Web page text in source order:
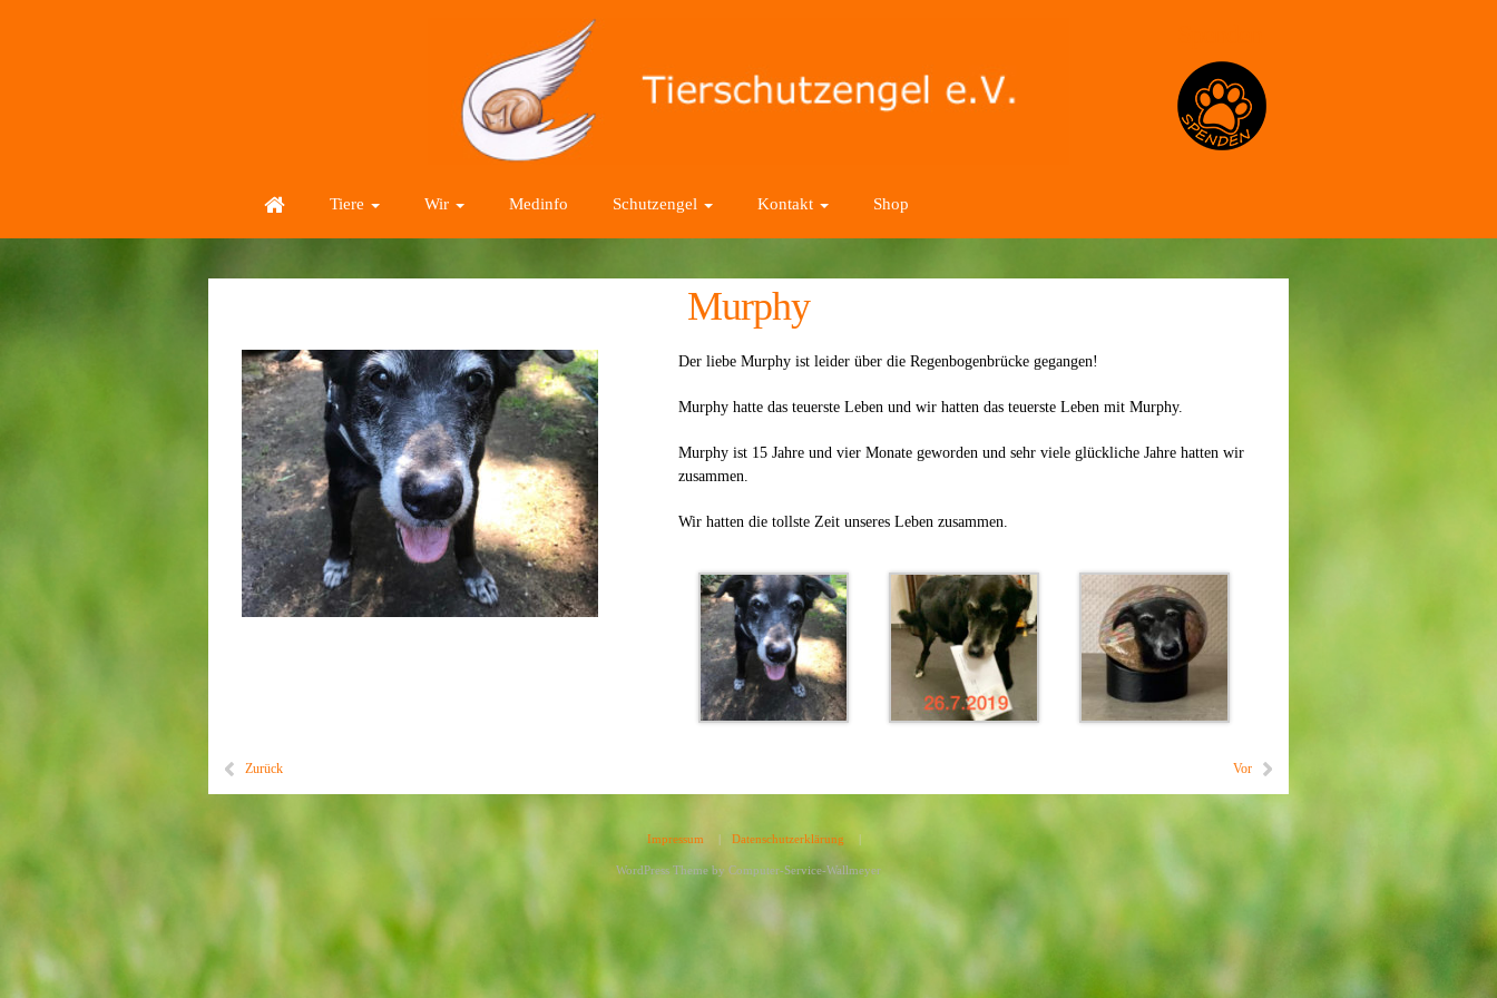
Tiere Wir Medinfo Schutzengel Kontakt Shop
Murphy
Der liebe Murphy ist leider über die Regenbogenbrücke gegangen!
Murphy hatte das teuerste Leben und wir hatten das teuerste Leben mit Murphy.
Murphy ist 15 Jahre und vier Monate geworden und sehr viele glückliche Jahre hatten wir
zusammen.
Wir hatten die tollste Zeit unseres Leben zusammen.
Zurück Vor
Impressum | Datenschutzerklärung |
WordPress Theme by Computer-Service-Wallmeyer